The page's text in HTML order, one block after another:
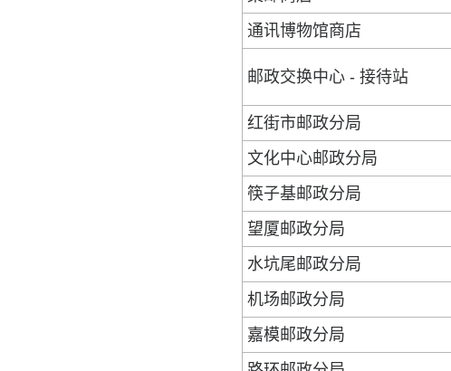
通讯博物馆商店
邮政交换中心 - 接待站
红街市邮政分局
文化中心邮政分局
筷子基邮政分局
望厦邮政分局
水坑尾邮政分局
机场邮政分局
嘉模邮政分局